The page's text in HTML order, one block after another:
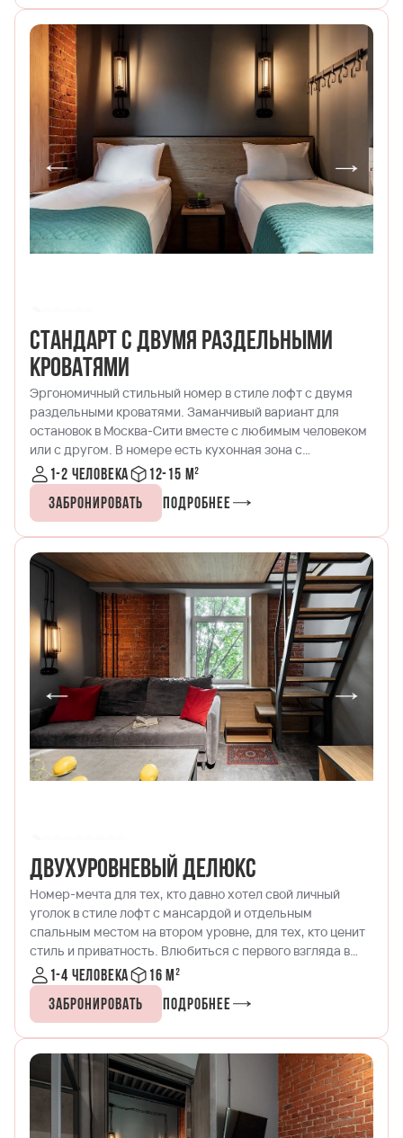
есть wi-fi и спутниковое телевидение.
Стандарт с двумя раздельными
кроватями
Эргономичный стильный номер в стиле лофт с двумя
раздельными кроватями. Заманчивый вариант для
остановок в Москва-Сити вместе с любимым человеком
или с другом. В номере есть кухонная зона с
микроволновой печью, чайником и набором посуды.
Лаконичный интерьер с древесно-кирпичными
акцентами не оставит равнодушным и не отпустит вас
без стильной фотографии, которая будет напоминать о
которых можно расслабиться за чашкой кофе или
бокалом вина, по настроению. Также есть wi-fi и
спутниковое телевидение.
1-2 человека
12-15 м²
Забронировать
Подробнее
Двухуровневый делюкс
Номер-мечта для тех, кто давно хотел свой личный
уголок в стиле лофт с мансардой и отдельным
спальным местом на втором уровне, для тех, кто ценит
стиль и приватность. Влюбиться с первого взгляда в
древесно-кирпичные тона, мансардное окно, которое
так любят наши гости, споты с точечным
расслабляющим освещением. Найти идеальное место
для работы на широком подоконнике и релакса после
на белоснежной кровати на втором этаже. В номере
есть кухонный уголок с микроволновой печью,
чайником, кофеваркой и набором посуды, а также
спутниковое телевидение. Номер вызывает привыкание.
1-4 человека
16 м²
Забронировать
Подробнее